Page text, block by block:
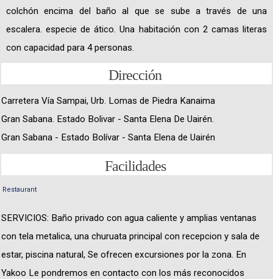
colchón encima del baño al que se sube a través de una
escalera. especie de ático. Una habitación con 2 camas literas
con capacidad para 4 personas.
Dirección
Carretera Vía Sampai, Urb. Lomas de Piedra Kanaima
Gran Sabana. Estado Bolivar - Santa Elena De Uairén.
Gran Sabana - Estado Bolívar - Santa Elena de Uairén
Facilidades
Restaurant
SERVICIOS: Baño privado con agua caliente y amplias ventanas
con tela metalica, una churuata principal con recepcion y sala de
estar, piscina natural, Se ofrecen excursiones por la zona. En
Yakoo Le pondremos en contacto con los más reconocidos